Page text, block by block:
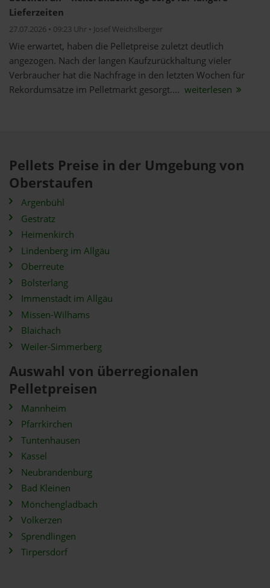
Lieferzeiten
27.07.2026 • 09:23 Uhr • Josef Weichslberger
Wie erwartet, haben die Pelletpreise zuletzt deutlich
angezogen. Nach der langen Kaufzurückhaltung vieler
Verbraucher hat die Nachfrage in den letzten Wochen für
Rekordumsätze im Pelletmarkt gesorgt.... weiterlesen
Pellets Preise in der Umgebung von
Oberstaufen
Argenbühl
Gestratz
Heimenkirch
Lindenberg im Allgäu
Oberreute
Bolsterlang
Immenstadt im Allgäu
Missen-Wilhams
Blaichach
Weiler-Simmerberg
Auswahl von überregionalen
Pelletpreisen
Mannheim
Pfarrkirchen
Tuntenhausen
Kassel
Neubrandenburg
Bad Kleinen
Mönchengladbach
Volkerzen
Sprendlingen
Tirpersdorf